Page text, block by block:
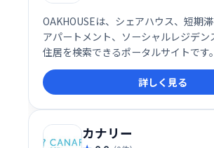
OAKHOUSEは、シェアハウス、短期
アパートメント、ソーシャルレジデン
住居を検索できるポータルサイトです
スタイルに合わせた住まい探しをサ
居住空間を見つけられます。手軽に利
能で、あなたにぴったりの住まいを見
詳しく見る
カナリー